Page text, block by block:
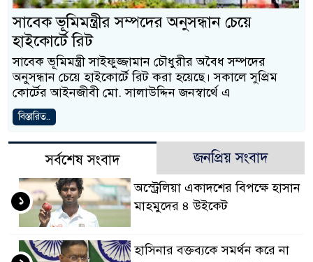
সাবেক ভূমিমন্ত্রীর সম্পদের অনুসন্ধান চেয়ে
হাইকোর্টে রিট
সাবেক ভূমিমন্ত্রী সাইফুজ্জামান চৌধুরীর অবৈধ সম্পদের
অনুসন্ধান চেয়ে হাইকোর্টে রিট করা হয়েছে। সকালে সুপ্রিম
কোর্টের আইনজীবী মো. সালাউদ্দিন জনস্বার্থে এ
বিস্তারিত..
সর্বশেষ সংবাদ জনপ্রিয় সংবাদ
অস্ট্রেলিয়া একাদশের বিপক্ষে হাসান
মাহমুদের ৪ উইকেট
১
হাসিনার বক্তব্যকে সমর্থন করে না